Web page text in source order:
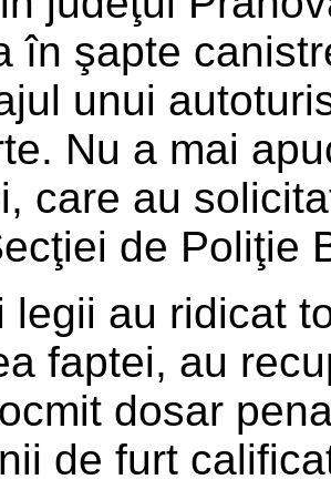
în şapte
unui
Nu a mai
care au
de Poliţie
legii au ridicat
faptei, au
dosar
de furt